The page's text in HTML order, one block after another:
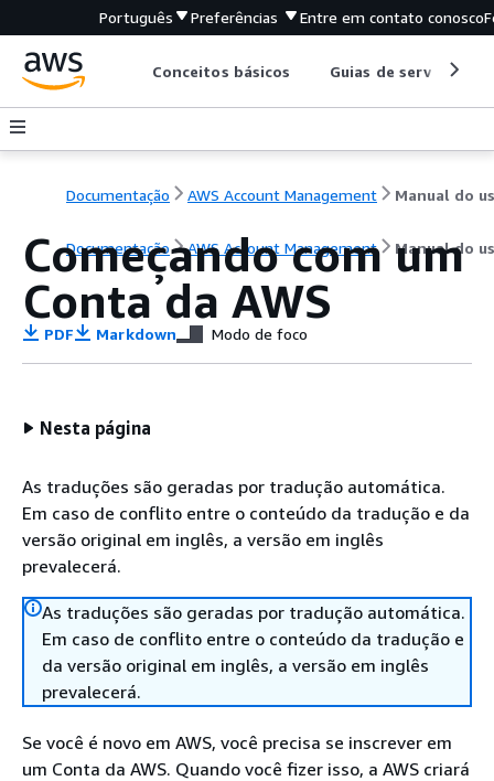
Português Preferências Entre em contato conosco
Conceitos básicos Guias de serviço
Documentação AWS Account Management
Documentação AWS Account Management Manual do
Começando com um
Conta da AWS
PDF Markdown Modo de foco
Nesta página
As traduções são geradas por tradução automática.
Em caso de conflito entre o conteúdo da tradução e da
versão original em inglês, a versão em inglês
prevalecerá.
As traduções são geradas por tradução automática.
Em caso de conflito entre o conteúdo da tradução e
da versão original em inglês, a versão em inglês
prevalecerá.
Se você é novo em AWS, você precisa se inscrever em
um Conta da AWS. Quando você fizer isso, a AWS criará